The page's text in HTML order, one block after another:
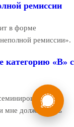
ремиссии
в форме
ремиссии».
категорию «В» с
мне должны дать
89